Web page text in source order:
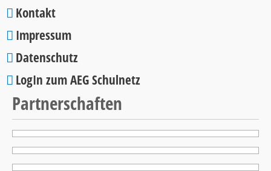
überspringen
Kontakt
Impressum
Datenschutz
LogIn zum AEG Schulnetz
Partnerschaften